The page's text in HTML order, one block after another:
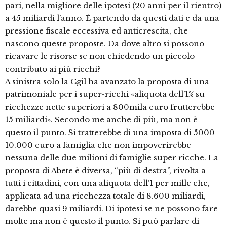
pari, nella migliore delle ipotesi (20 anni per il rientro)
a 45 miliardi l’anno. È partendo da questi dati e da una
pressione fiscale eccessiva ed anticrescita, che
nascono queste proposte. Da dove altro si possono
ricavare le risorse se non chiedendo un piccolo
contributo ai più ricchi?
A sinistra solo la Cgil ha avanzato la proposta di una
patrimoniale per i super-ricchi «aliquota dell’1% su
ricchezze nette superiori a 800mila euro frutterebbe
15 miliardi». Secondo me anche di più, ma non è
questo il punto. Si tratterebbe di una imposta di 5000-
10.000 euro a famiglia che non impoverirebbe
nessuna delle due milioni di famiglie super ricche. La
proposta di Abete è diversa, “più di destra”, rivolta a
tutti i cittadini, con una aliquota dell’1 per mille che,
applicata ad una ricchezza totale di 8.600 miliardi,
darebbe quasi 9 miliardi. Di ipotesi se ne possono fare
molte ma non è questo il punto. Si può parlare di